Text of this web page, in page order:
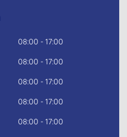
08:00 - 17:00
08:00 - 17:00
08:00 - 17:00
08:00 - 17:00
08:00 - 17:00